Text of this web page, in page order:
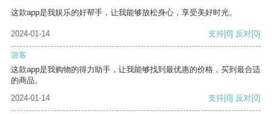
这款app是我娱乐的好帮手，让我能够放松身心，享受美好时光。
2024-01-14 支持[0] 反对[0]
游客
这款app是我购物的得力助手，让我能够找到最优惠的价格，买到最合适
的商品。
2024-01-14
支持[0] 反对[0]